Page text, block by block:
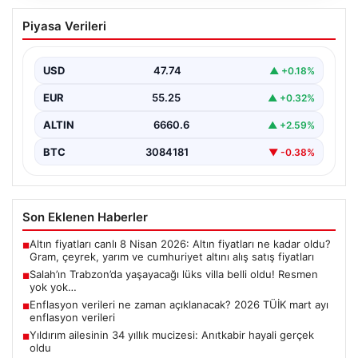
Salah’ın Trabzon’da yaşayacağı lüks
villa belli oldu! Resmen yok yok…
Piyasa Verileri
USD 47.74 ▲ +0.18%
EUR 55.25 ▲ +0.32%
ALTIN 6660.6 ▲ +2.59%
BTC 3084181 ▼ -0.38%
Son Eklenen Haberler
■Altın fiyatları canlı 8 Nisan 2026: Altın fiyatları ne kadar oldu?
Gram, çeyrek, yarım ve cumhuriyet altını alış satış fiyatları
■Salah’ın Trabzon’da yaşayacağı lüks villa belli oldu! Resmen
yok yok…
■Enflasyon verileri ne zaman açıklanacak? 2026 TÜİK mart ayı
enflasyon verileri
■Yıldırım ailesinin 34 yıllık mucizesi: Anıtkabir hayali gerçek
oldu